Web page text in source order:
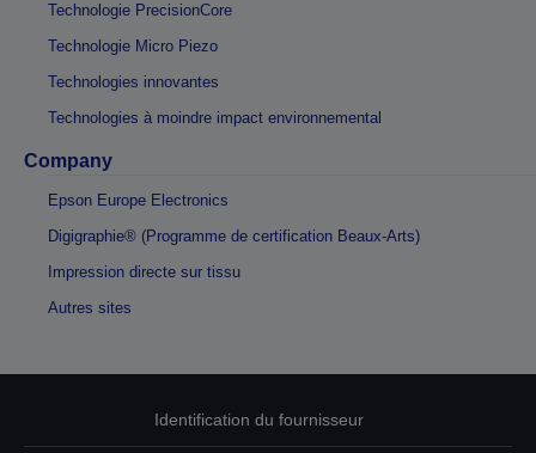
Technologie PrecisionCore
Technologie Micro Piezo
Technologies innovantes
Technologies à moindre impact environnemental
Company
Epson Europe Electronics
Digigraphie® (Programme de certification Beaux-Arts)
Impression directe sur tissu
Autres sites
Identification du fournisseur